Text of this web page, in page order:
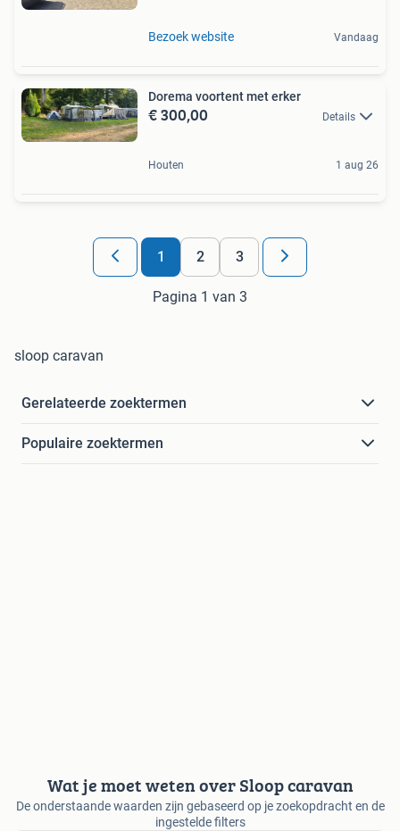
Bezoek website Vandaag
Dorema voortent met erker
€ 300,00 Details
Houten 1 aug 26
1 2 3
Pagina 1 van 3
sloop caravan
Gerelateerde zoektermen
Populaire zoektermen
Wat je moet weten over Sloop caravan
De onderstaande waarden zijn gebaseerd op je zoekopdracht en de
ingestelde filters